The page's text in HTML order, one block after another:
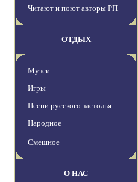
Читают и поют авторы РП
ОТДЫХ
Музеи
Игры
Песни русского застолья
Народное
Смешное
О НАС